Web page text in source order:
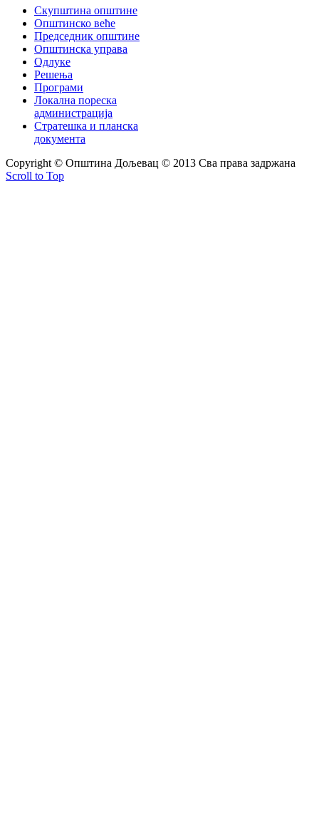
Скупштина општине
Општинско веће
Председник општине
Општинска управа
Одлуке
Решења
Програми
Локална пореска
администрација
Стратешка и планска
документа
Copyright © Oпштина Дољевац © 2013 Сва права задржана
Scroll to Top